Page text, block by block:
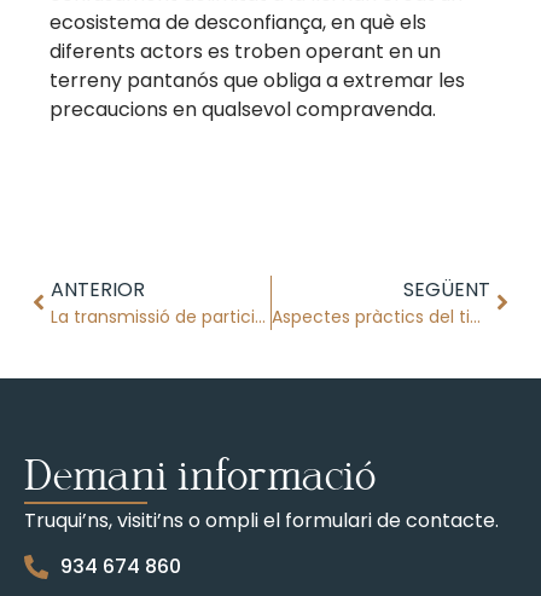
ecosistema de desconfiança, en què els
diferents actors es troben operant en un
terreny pantanós que obliga a extremar les
precaucions en qualsevol compravenda.
ANTERIOR
La transmissió de participacions socials
SEGÜENT
Aspectes pràctics del timbre electrònic notarial
Demani informació
Truqui’ns, visiti’ns o ompli el formulari de contacte.
934 674 860